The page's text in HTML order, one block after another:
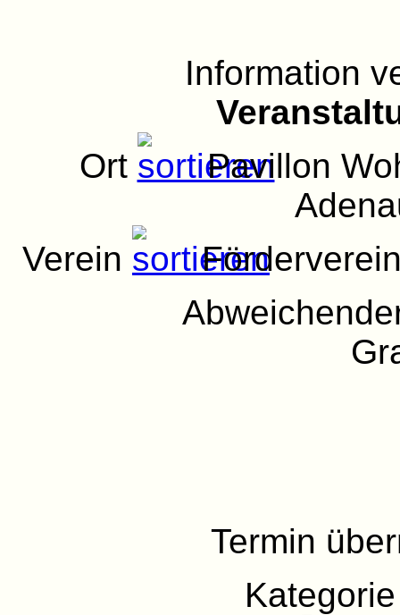
Information
Ort
Pavillon
Verein
Termin